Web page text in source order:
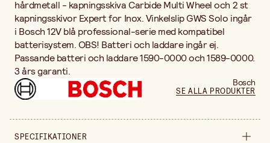
hårdmetall - kapningsskiva Carbide Multi Wheel och 2 st
kapningsskivor Expert for Inox. Vinkelslip GWS Solo ingår
i Bosch 12V blå professional-serie med kompatibel
batterisystem. OBS! Batteri och laddare ingår ej.
Passande batteri och laddare 1590-0000 och 1589-0000.
3 års garanti.
Bosch
SE ALLA PRODUKTER
SPECIFIKATIONER